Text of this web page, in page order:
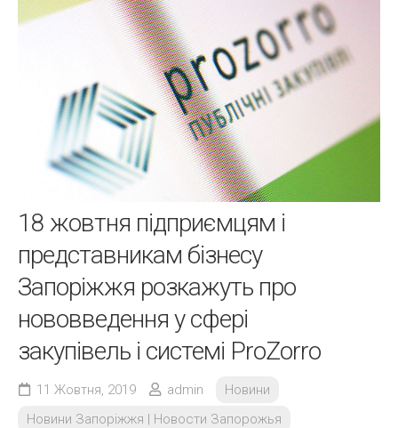
18 жовтня підприємцям і
представникам бізнесу
Запоріжжя розкажуть про
нововведення у сфері
закупівель і системі ProZorro
11 Жовтня, 2019 admin
Новини
Новини Запоріжжя | Новости Запорожья